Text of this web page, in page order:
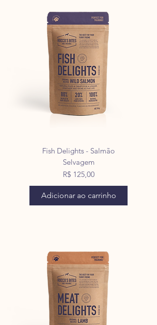
Fish Delights - Salmão
Selvagem
Preço
R$ 125,00
Adicionar ao carrinho